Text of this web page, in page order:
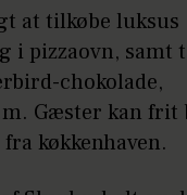
at tilkøbe luksus
i pizzaovn, samt
chokolade,
Gæster kan frit
køkkenhaven.